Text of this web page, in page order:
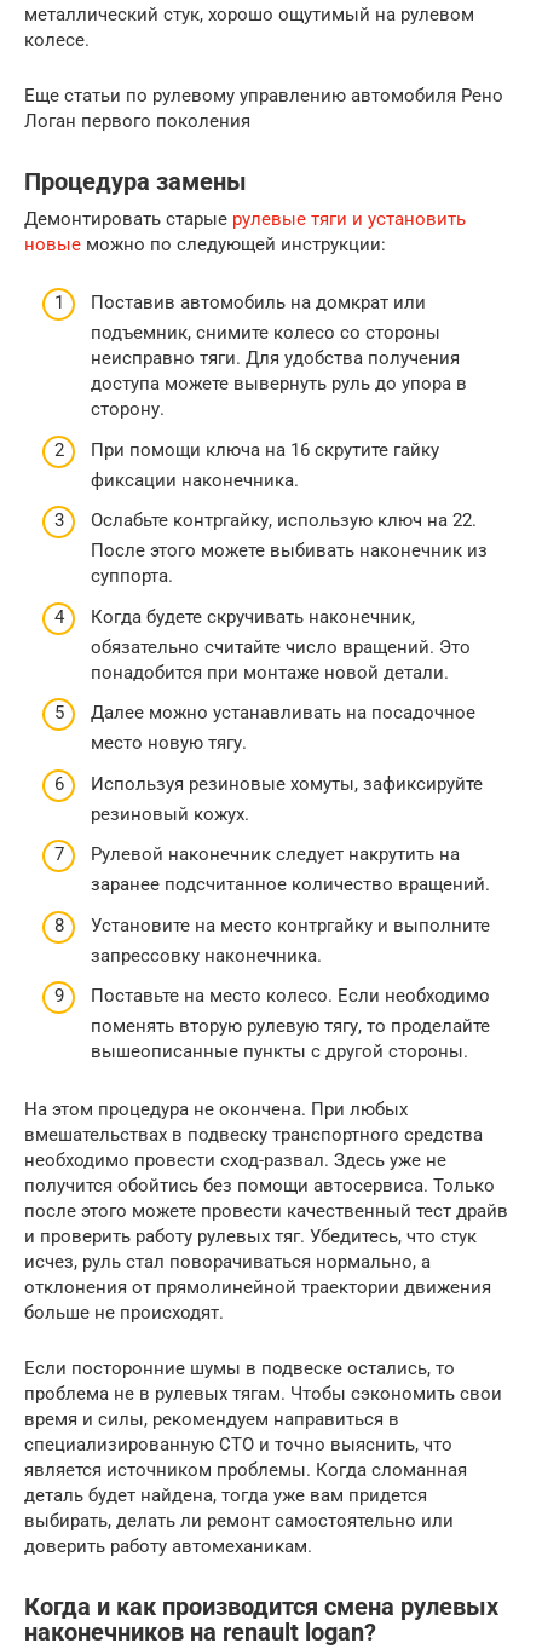
металлический стук, хорошо ощутимый на рулевом
колесе.
Еще статьи по рулевому управлению автомобиля Рено
Логан первого поколения
Процедура замены
Демонтировать старые рулевые тяги и установить
новые можно по следующей инструкции:
Поставив автомобиль на домкрат или
подъемник, снимите колесо со стороны
неисправно тяги. Для удобства получения
доступа можете вывернуть руль до упора в
сторону.
При помощи ключа на 16 скрутите гайку
фиксации наконечника.
Ослабьте контргайку, использую ключ на 22.
После этого можете выбивать наконечник из
суппорта.
Когда будете скручивать наконечник,
обязательно считайте число вращений. Это
понадобится при монтаже новой детали.
Далее можно устанавливать на посадочное
место новую тягу.
Используя резиновые хомуты, зафиксируйте
резиновый кожух.
Рулевой наконечник следует накрутить на
заранее подсчитанное количество вращений.
Установите на место контргайку и выполните
запрессовку наконечника.
Поставьте на место колесо. Если необходимо
поменять вторую рулевую тягу, то проделайте
вышеописанные пункты с другой стороны.
На этом процедура не окончена. При любых
вмешательствах в подвеску транспортного средства
необходимо провести сход-развал. Здесь уже не
получится обойтись без помощи автосервиса. Только
после этого можете провести качественный тест драйв
и проверить работу рулевых тяг. Убедитесь, что стук
исчез, руль стал поворачиваться нормально, а
отклонения от прямолинейной траектории движения
больше не происходят.
Если посторонние шумы в подвеске остались, то
проблема не в рулевых тягам. Чтобы сэкономить свои
время и силы, рекомендуем направиться в
специализированную СТО и точно выяснить, что
является источником проблемы. Когда сломанная
деталь будет найдена, тогда уже вам придется
выбирать, делать ли ремонт самостоятельно или
доверить работу автомеханикам.
Когда и как производится смена рулевых
наконечников на renault logan?